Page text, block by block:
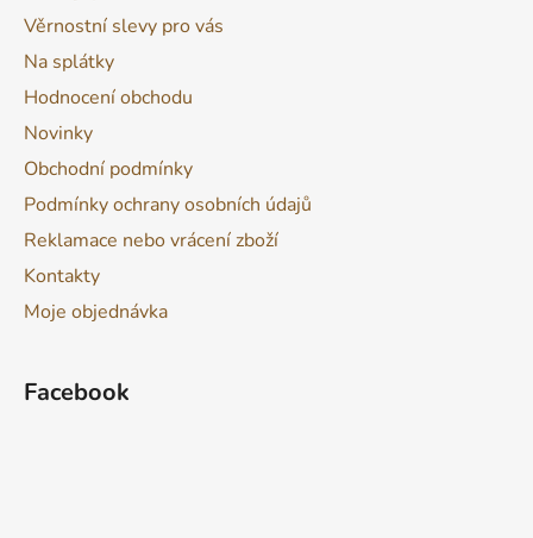
Věrnostní slevy pro vás
Na splátky
Hodnocení obchodu
Novinky
Obchodní podmínky
Podmínky ochrany osobních údajů
Reklamace nebo vrácení zboží
Kontakty
Moje objednávka
Facebook